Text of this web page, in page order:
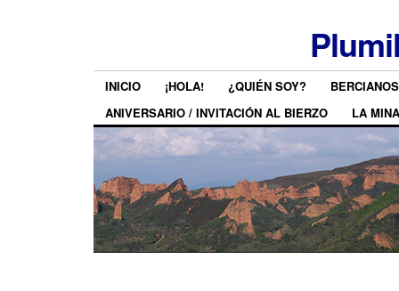
INICIO ¡HOLA! ¿QUIÉN SOY?
ANIVERSARIO / INVITACIÓN AL BIERZO
LA MINA